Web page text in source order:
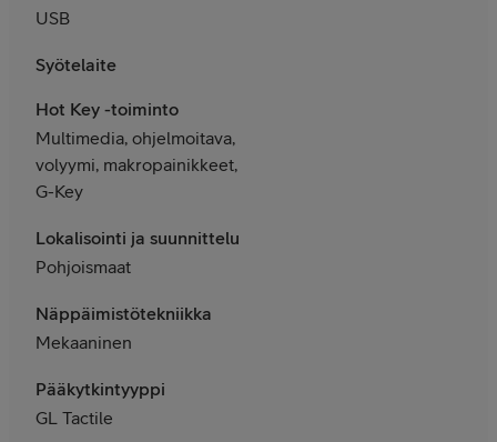
USB
Syötelaite
Hot Key -toiminto
Multimedia, ohjelmoitava,
volyymi, makropainikkeet,
G-Key
Lokalisointi ja suunnittelu
Pohjoismaat
Näppäimistötekniikka
Mekaaninen
Pääkytkintyyppi
GL Tactile